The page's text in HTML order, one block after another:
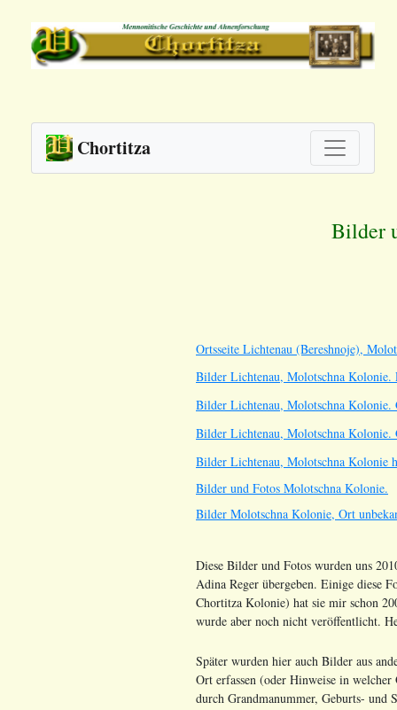
Chortitza
Bilder
Ortsseite Lichtenau (Bereshnoje),
Bilder Lichtenau, Molotschna Kolonie.
Bilder Lichtenau, Molotschna Kolonie.
Bilder Lichtenau, Molotschna Kolonie.
Bilder Lichtenau, Molotschna Kolonie
Bilder und Fotos Molotschna Kolonie.
Bilder Molotschna Kolonie, Ort
Diese Bilder und Fotos wurden uns
Adina Reger übergeben. Einige diese
Chortitza Kolonie) hat sie mir schon
wurde aber noch nicht veröffentlicht.
Später wurden hier auch Bilder aus
Ort erfassen (oder Hinweise in
durch Grandmanummer, Geburts- und